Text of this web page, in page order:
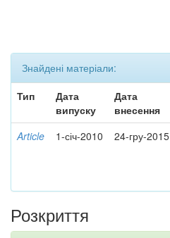
Знайдені матеріали:
Тип
Дата
випуску
Дата
внесення
Article 1-січ-2010 24-гру-2015
Розкриття